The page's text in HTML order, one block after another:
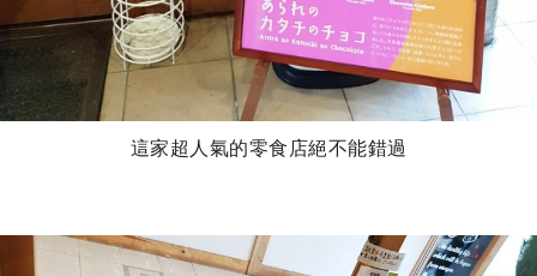
這家超人氣的零食店絕不能錯過